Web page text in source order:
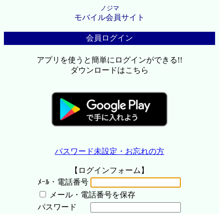
ノジマ
モバイル会員サイト
会員ログイン
アプリを使うと簡単にログインができる!!
ダウンロードはこちら
パスワード未設定・お忘れの方
【ログインフォーム】
ﾒｰﾙ・電話番号
メール・電話番号を保存
パスワード